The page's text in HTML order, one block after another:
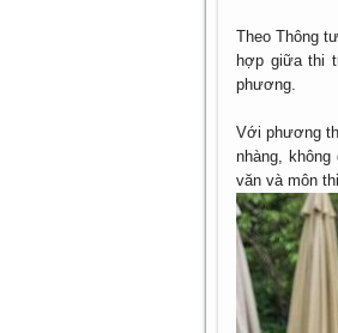
Theo Thông
hợp giữa thi
phương.
Với phương
nhàng,
văn và môn